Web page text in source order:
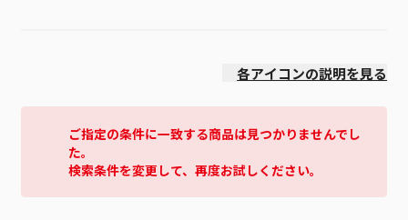
各アイコンの説明を見る
ご指定の条件に一致する商品は見つかりませんでし
た。
検索条件を変更して、再度お試しください。